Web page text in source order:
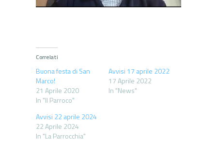
Correlati
Buona festa di San
Marco!
21 Aprile 2020
In "Il Parroco"
Avvisi 17 aprile 2022
17 Aprile 2022
In "News"
Avvisi 22 aprile 2024
22 Aprile 2024
In "La Parrocchia"